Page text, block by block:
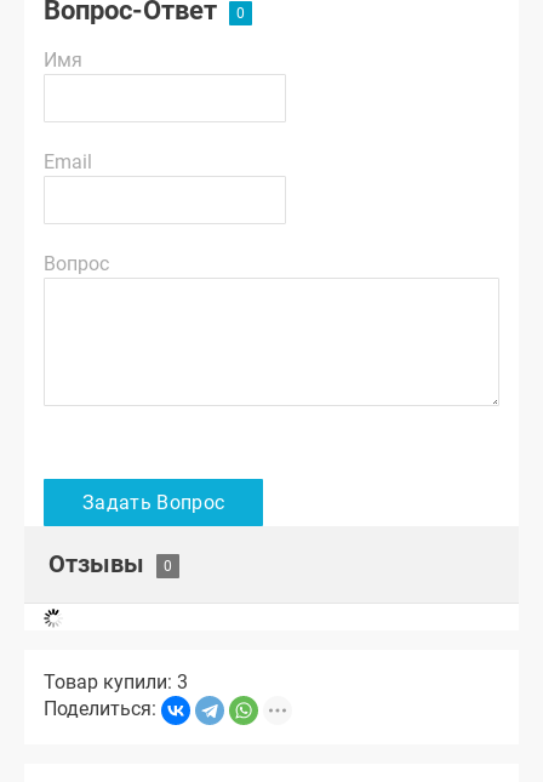
Вопрос-Ответ
Имя
Email
Вопрос
Отзывы
Товар купили: 3
Поделиться: